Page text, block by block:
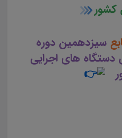
کشور
سیزدهمین دوره
دستگاه های اجرایی